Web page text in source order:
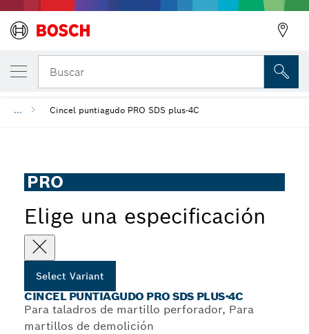
Buscar
... Cincel puntiagudo PRO SDS plus-4C
PRO
Elige una especificación
Select Variant
CINCEL PUNTIAGUDO PRO SDS PLUS-4C
Para taladros de martillo perforador, Para
martillos de demolición
Cincel puntiagudo PRO SDS plus-4C